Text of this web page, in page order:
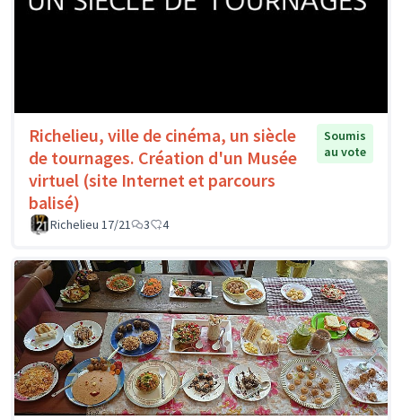
Richelieu, ville de cinéma, un siècle
de tournages. Création d'un Musée
virtuel (site Internet et parcours
balisé)
Soumis
au vote
Richelieu 17/21 3 4